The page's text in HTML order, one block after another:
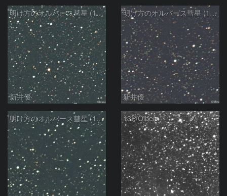
明け方のオルバース彗星 (13P)：2025/02/25
新井優
明け方のオルバース彗星 (13P)：2025/02/06
新井優
明け方のオルバース彗星 (13P)：2025/02/05 13P/Olbers